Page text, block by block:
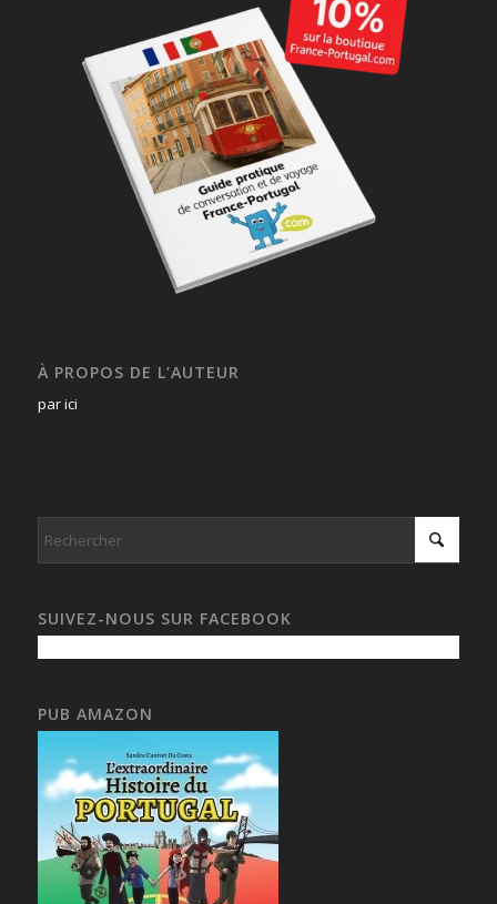
À PROPOS DE L’AUTEUR
par ici
SUIVEZ-NOUS SUR FACEBOOK
PUB AMAZON